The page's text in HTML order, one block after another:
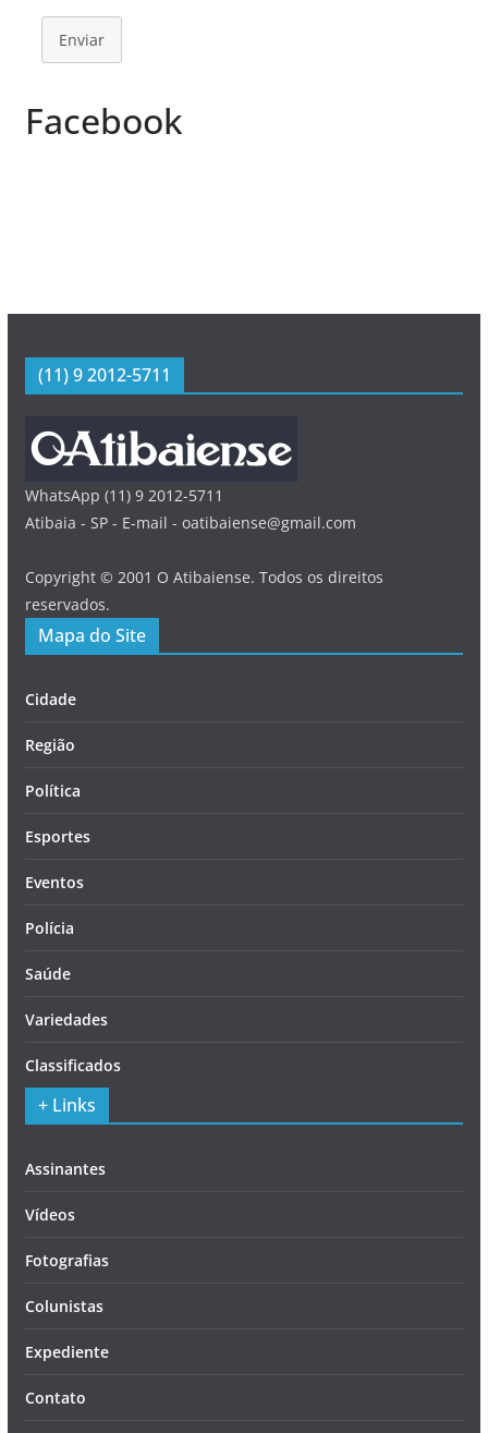
Enviar
Facebook
(11) 9 2012-5711
WhatsApp (11) 9 2012-5711
Atibaia - SP - E-mail - oatibaiense@gmail.com
Copyright © 2001 O Atibaiense. Todos os direitos
reservados.
Mapa do Site
Cidade
Região
Política
Esportes
Eventos
Polícia
Saúde
Variedades
Classificados
+ Links
Assinantes
Vídeos
Fotografias
Colunistas
Expediente
Contato